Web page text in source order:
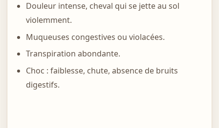
Douleur intense, cheval qui se jette au sol
violemment.
Muqueuses congestives ou violacées.
Transpiration abondante.
Choc : faiblesse, chute, absence de bruits
digestifs.